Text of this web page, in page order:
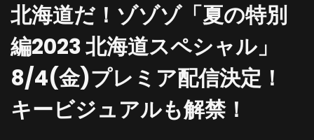
北海道だ！ゾゾゾ「夏の特別
編2023 北海道スペシャル」
8/4(金)プレミア配信決定！
キービジュアルも解禁！